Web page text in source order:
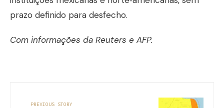
prazo definido para desfecho.
Com informações da Reuters e AFP.
PREVIOUS STORY